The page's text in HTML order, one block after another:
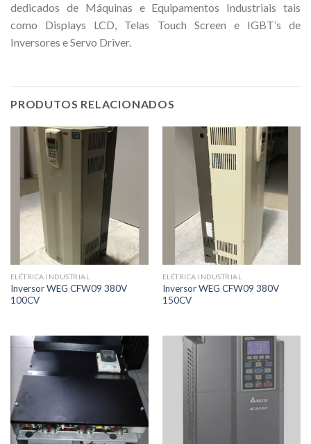
dedicados de Máquinas e Equipamentos Industriais tais
como Displays LCD, Telas Touch Screen e IGBT’s de
Inversores e Servo Driver.
PRODUTOS RELACIONADOS
ELÉTRICA INDUSTRIAL
Inversor WEG CFW09 380V
100CV
ELÉTRICA INDUSTRIAL
Inversor WEG CFW09 380V
150CV